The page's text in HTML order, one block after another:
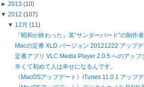
► 2013 (10)
▼ 2012 (107)
▼ 12月 (11)
『昭和が終わった』英“サンダーバード”の制作
Macの定番 XLD バージョン 20121222 アップデ
定番アプリ VLC Media Player 2.0.5 へのアップ
辛くて初めて人は幸せになるんです。
《MacOSアップデート》iTunes 11.0.1 アップ